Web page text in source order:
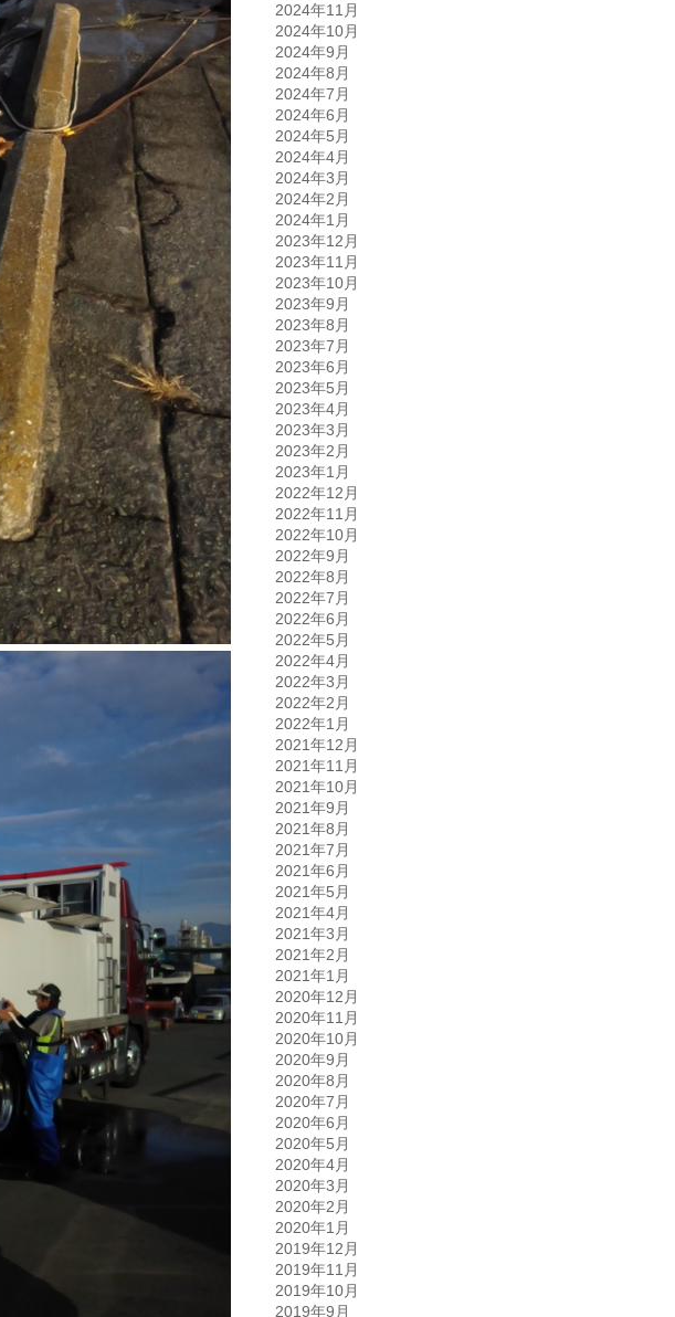
2024年11月
2024年10月
2024年9月
2024年8月
2024年7月
2024年6月
2024年5月
2024年4月
2024年3月
2024年2月
2024年1月
2023年12月
2023年11月
2023年10月
2023年9月
2023年8月
2023年7月
2023年6月
2023年5月
2023年4月
2023年3月
2023年2月
2023年1月
2022年12月
2022年11月
2022年10月
2022年9月
2022年8月
2022年7月
2022年6月
2022年5月
2022年4月
2022年3月
2022年2月
2022年1月
2021年12月
2021年11月
2021年10月
2021年9月
2021年8月
2021年7月
2021年6月
2021年5月
2021年4月
2021年3月
2021年2月
2021年1月
2020年12月
2020年11月
2020年10月
2020年9月
2020年8月
2020年7月
2020年6月
2020年5月
2020年4月
2020年3月
2020年2月
2020年1月
2019年12月
2019年11月
2019年10月
2019年9月